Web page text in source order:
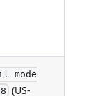
mode
(US-